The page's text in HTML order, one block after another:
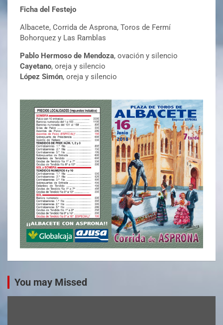
Ficha del Festejo
Albacete, Corrida de Asprona, Toros de Fermí
Bohorquez y Las Ramblas
Pablo Hermoso de Mendoza, ovación y silencio
Cayetano, oreja y silencio
López Simón, oreja y silencio
You may Missed